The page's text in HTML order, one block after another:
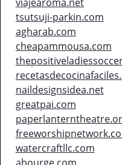
tsutsuji-parkin.com
agharab.com
cheapammousa.com
naildesignsidea.net
greatpai.com
watercraftllc.com